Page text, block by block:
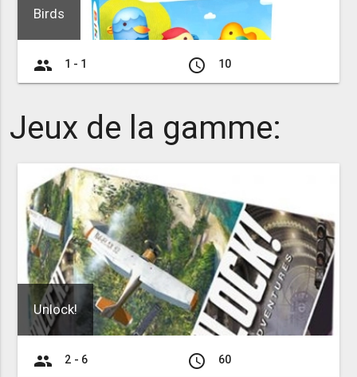
Birds
group 1 - 1 access_time 10
Jeux de la gamme:
Unlock!
group 2 - 6 access_time 60